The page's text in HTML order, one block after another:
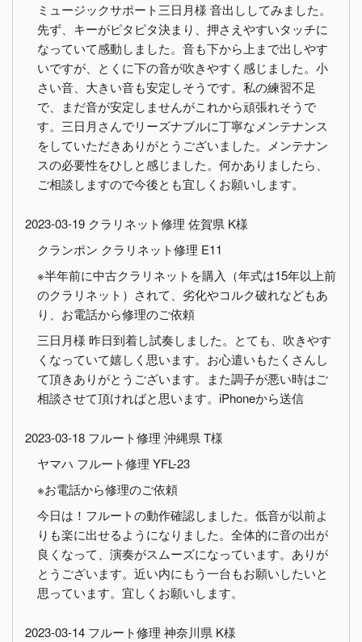
ミュージックサポート三日月様 音出ししてみました。
先ず、キーがピタピタ決まり、押さえやすいタッチに
なっていて感動しました。音も下から上まで出しやす
いですが、とくに下の音が吹きやすく感じました。小
さい音、大きい音も安定しそうです。私の練習不足
で、まだ音が安定しませんがこれから頑張れそうで
す。三日月さんでリーズナブルに丁寧なメンテナンス
をしていただきありがとうございました。メンテナン
スの必要性をひしと感じました。何かありましたら、
ご相談しますので今後とも宜しくお願いします。
2023-03-19 クラリネット修理 佐賀県 K様
クランポン クラリネット修理 E11
※半年前に中古クラリネットを購入（年式は15年以上前
のクラリネット）されて、劣化やコルク破れなどもあ
り、お電話から修理のご依頼
三日月様 昨日到着し試奏しました。とても、吹きやす
くなっていて嬉しく思います。お心遣いもたくさんし
て頂きありがとうございます。また調子が悪い時はご
相談させて頂ければと思います。iPhoneから送信
2023-03-18 フルート修理 沖縄県 T様
ヤマハ フルート修理 YFL-23
※お電話から修理のご依頼
今日は！フルートの動作確認しました。低音が以前よ
りも楽に出せるようになりました。全体的に音の出が
良くなって、演奏がスムーズになっています。ありが
とうございます。近い内にもう一台もお願いしたいと
思っています。宜しくお願いします。
2023-03-14 フルート修理 神奈川県 K様